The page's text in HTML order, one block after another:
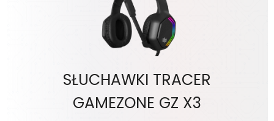
SŁUCHAWKI TRACER
GAMEZONE GZ X3